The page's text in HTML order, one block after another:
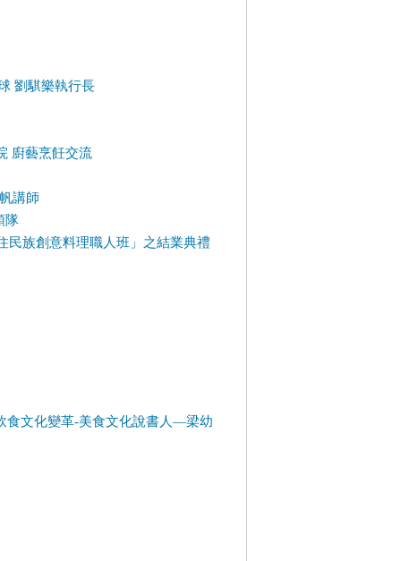
劉騏樂執行長
廚藝烹飪交流
講師
隊
民族創意料理職人班」之結業典禮
食文化變革-美食文化說書人—梁幼